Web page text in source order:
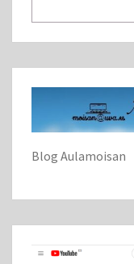
Blog Aulamoisan